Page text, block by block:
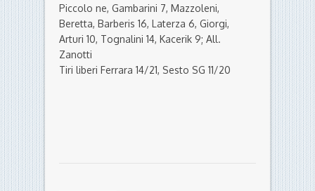
Piccolo ne, Gambarini 7, Mazzoleni,
Beretta, Barberis 16, Laterza 6, Giorgi,
Arturi 10, Tognalini 14, Kacerik 9; All.
Zanotti
Tiri liberi Ferrara 14/21, Sesto SG 11/20